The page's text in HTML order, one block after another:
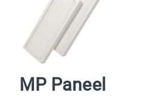
MP Paneel